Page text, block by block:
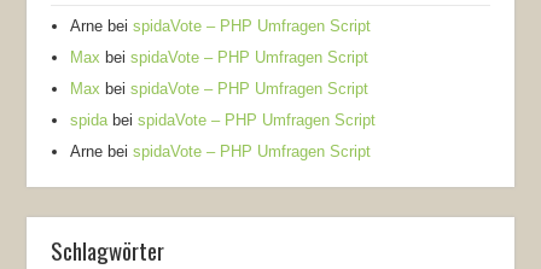
Arne beispidaVote – PHP Umfragen Script
Max beispidaVote – PHP Umfragen Script
Max beispidaVote – PHP Umfragen Script
spida beispidaVote – PHP Umfragen Script
Arne beispidaVote – PHP Umfragen Script
Schlagwörter